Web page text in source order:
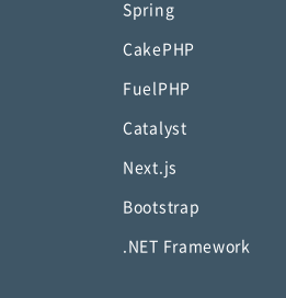
Spring
CakePHP
FuelPHP
Catalyst
Next.js
Bootstrap
.NET Framework